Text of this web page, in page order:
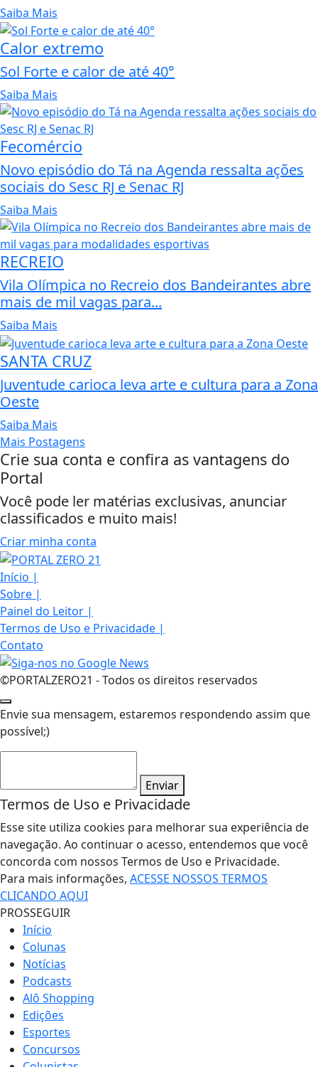
Saiba Mais
Calor extremo
Sol Forte e calor de até 40°
Saiba Mais
Fecomércio
Novo episódio do Tá na Agenda ressalta ações
sociais do Sesc RJ e Senac RJ
Saiba Mais
RECREIO
Vila Olímpica no Recreio dos Bandeirantes abre
mais de mil vagas para...
Saiba Mais
SANTA CRUZ
Juventude carioca leva arte e cultura para a Zona
Oeste
Saiba Mais
Mais Postagens
Crie sua conta e confira as vantagens do
Portal
Você pode ler matérias exclusivas, anunciar
classificados e muito mais!
Criar minha conta
Início |
Sobre |
Painel do Leitor |
Termos de Uso e Privacidade |
Contato
©PORTALZERO21 - Todos os direitos reservados
Envie sua mensagem, estaremos respondendo assim que
possível;)
Enviar
Termos de Uso e Privacidade
Esse site utiliza cookies para melhorar sua experiência de
navegação. Ao continuar o acesso, entendemos que você
concorda com nossos Termos de Uso e Privacidade.
Para mais informações, ACESSE NOSSOS TERMOS
CLICANDO AQUI
PROSSEGUIR
Início
Colunas
Notícias
Podcasts
Alô Shopping
Edições
Esportes
Concursos